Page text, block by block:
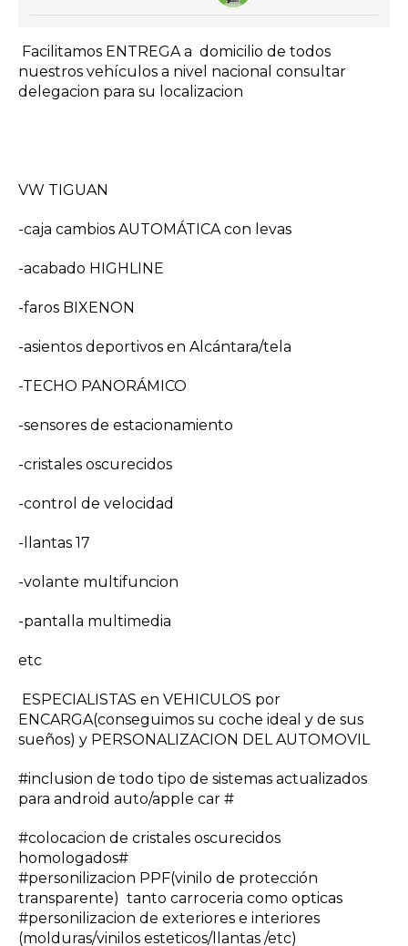
Facilitamos ENTREGA a domicilio de todos
nuestros vehículos a nivel nacional consultar
delegacion para su localizacion
VW TIGUAN
-caja cambios AUTOMÁTICA con levas
-acabado HIGHLINE
-faros BIXENON
-asientos deportivos en Alcántara/tela
-TECHO PANORÁMICO
-sensores de estacionamiento
-cristales oscurecidos
-control de velocidad
-llantas 17
-volante multifuncion
-pantalla multimedia
etc
ESPECIALISTAS en VEHICULOS por
ENCARGA(conseguimos su coche ideal y de sus
sueños) y PERSONALIZACION DEL AUTOMOVIL
#inclusion de todo tipo de sistemas actualizados
para android auto/apple car #
#colocacion de cristales oscurecidos
homologados#
#personilizacion PPF(vinilo de protección
transparente) tanto carroceria como opticas
#personilizacion de exteriores e interiores
(molduras/vinilos esteticos/llantas /etc)